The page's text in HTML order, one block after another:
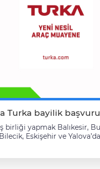
Turka bayilik
birliği yapmak Balıkesir,
Eskişehir ve